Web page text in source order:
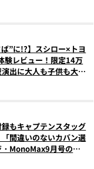
ば”に!?】スシロー×トヨ
験レビュー！限定14万
出に大人も子供も大興
録もキャプテンスタッグ
間違いのないカバン選
MonoMax9月号の目